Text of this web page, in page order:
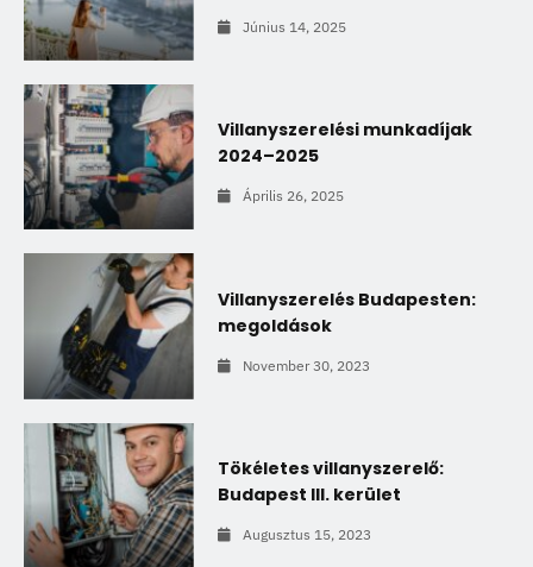
Június 14, 2025
Villanyszerelési munkadíjak
2024–2025
Április 26, 2025
Villanyszerelés Budapesten:
megoldások
November 30, 2023
Tökéletes villanyszerelő:
Budapest III. kerület
Augusztus 15, 2023